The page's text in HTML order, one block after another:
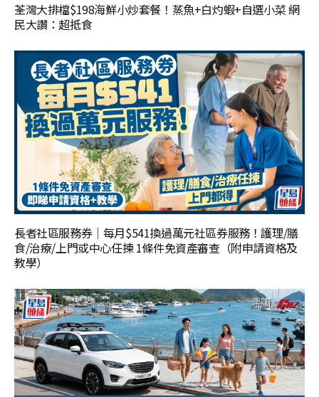
荃灣大排檔$198海鮮小炒套餐！蒸魚+白灼蝦+自選小菜 網
民大讚：超抵食
長者社區服務券｜每月$541換過萬元社區券服務！護理/膳
食/治療/上門或中心任揀 1條件免資產審查（附申請資格及
教學）